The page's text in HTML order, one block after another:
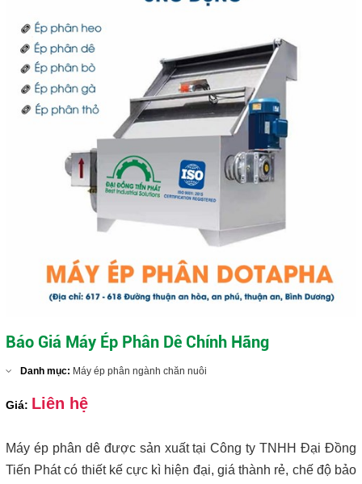
Báo Giá Máy Ép Phân Dê Chính Hãng
Danh mục: Máy ép phân ngành chăn nuôi
Giá: Liên hệ
Máy ép phân dê được sản xuất tại Công ty TNHH Đại Đồng
Tiến Phát có thiết kế cực kì hiện đại, giá thành rẻ, chế độ bảo